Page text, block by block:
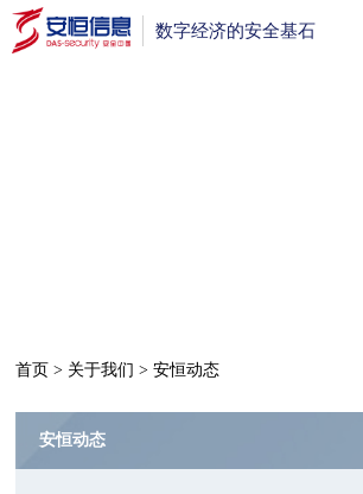
数字经济的安全基石
首页 > 关于我们 >安恒动态
安恒动态